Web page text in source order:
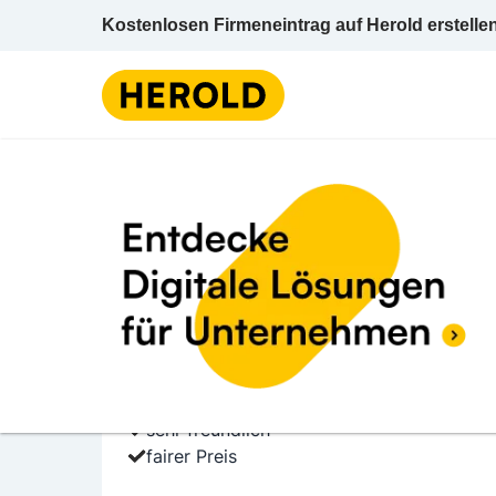
Kostenlosen Firmeneintrag auf Herold
5.0 (1)1 BEWERTUNGEN BEWERTUNG
Dietrich Marcus
Kehlbach 58 5760 Saalfelden Zell am See
sehr freundlich
fairer Preis